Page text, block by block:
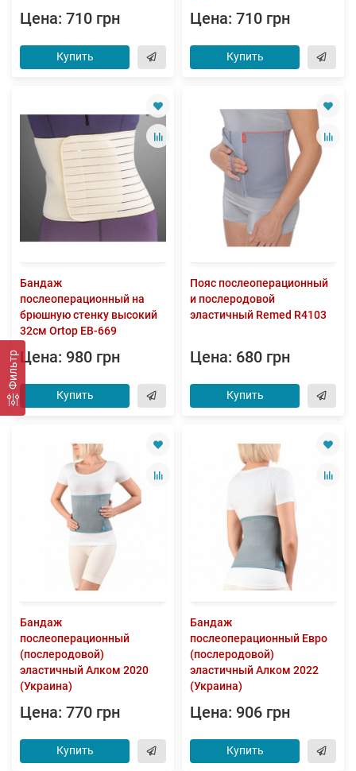
Цена: 710 грн
Купить
Цена: 710 грн
Купить
Бандаж
послеоперационный на
брюшную стенку высокий
32см Ortop EB-669
Цена: 980 грн
Купить
Пояс послеоперационный
и послеродовой
эластичный Remed R4103
Цена: 680 грн
Купить
Бандаж
послеоперационный
(послеродовой)
эластичный Алком 2020
(Украина)
Цена: 770 грн
Купить
Бандаж
послеоперационный Евро
(послеродовой)
эластичный Алком 2022
(Украина)
Цена: 906 грн
Купить
Фильтр